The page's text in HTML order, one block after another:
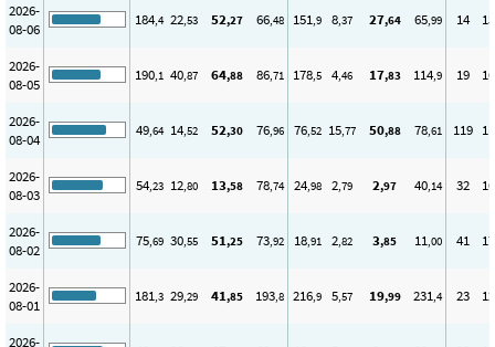
2026-
08-06
184,4 22,53 52,27 66,48 151,9 8,37 27,64 65,99 14 13
2026-
08-05
190,1 40,87 64,88 86,71 178,5 4,46 17,83 114,9 19 16
2026-
08-04
49,64 14,52 52,30 76,96 76,52 15,77 50,88 78,61 119 11
2026-
08-03
54,23 12,80 13,58 78,74 24,98 2,79 2,97 40,14 32 16
2026-
08-02
75,69 30,55 51,25 73,92 18,91 2,82 3,85 11,00 41 17
2026-
08-01
181,3 29,29 41,85 193,8 216,9 5,57 19,99 231,4 23 12
2026-